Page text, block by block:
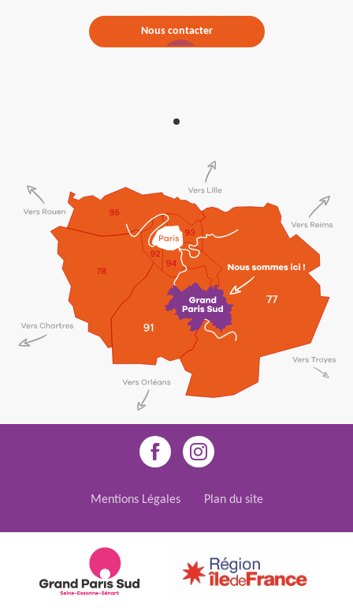
Nous contacter
Mentions Légales Plan du site